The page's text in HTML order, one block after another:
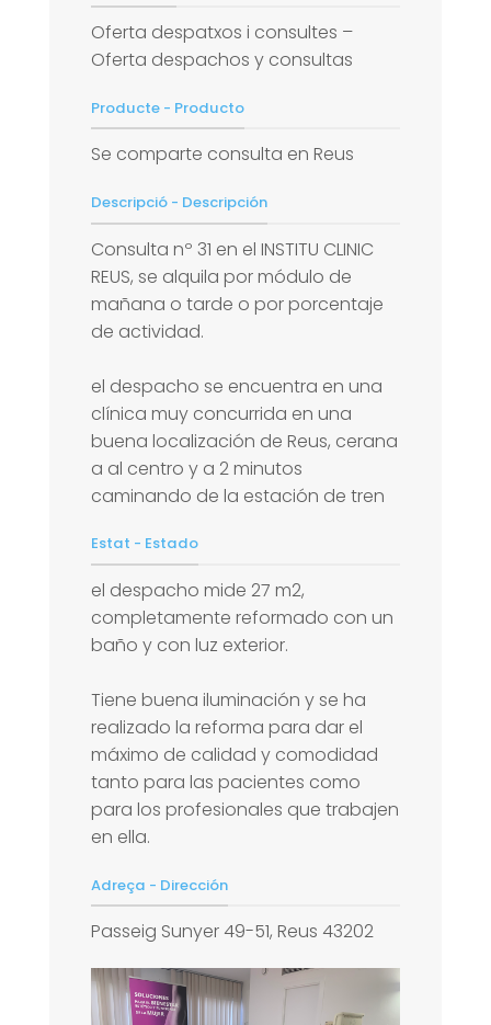
Oferta despatxos i consultes –
Oferta despachos y consultas
Producte - Producto
Se comparte consulta en Reus
Descripció - Descripción
Consulta nº 31 en el INSTITU CLINIC
REUS, se alquila por módulo de
mañana o tarde o por porcentaje
de actividad.
el despacho se encuentra en una
clínica muy concurrida en una
buena localización de Reus, cerana
a al centro y a 2 minutos
caminando de la estación de tren
Estat - Estado
el despacho mide 27 m2,
completamente reformado con un
baño y con luz exterior.
Tiene buena iluminación y se ha
realizado la reforma para dar el
máximo de calidad y comodidad
tanto para las pacientes como
para los profesionales que trabajen
en ella.
Adreça - Dirección
Passeig Sunyer 49-51, Reus 43202